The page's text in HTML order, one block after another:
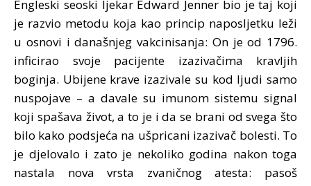
Engleski seoski ljekar Edward Jenner bio je taj koji
je razvio metodu koja kao princip naposljetku leži
u osnovi i današnjeg vakcinisanja: On je od 1796.
inficirao svoje pacijente izazivačima kravljih
boginja. Ubijene krave izazivale su kod ljudi samo
nuspojave – a davale su imunom sistemu signal
koji spašava život, a to je i da se brani od svega što
bilo kako podsjeća na ušpricani izazivač bolesti. To
je djelovalo i zato je nekoliko godina nakon toga
nastala nova vrsta zvaničnog atesta: pasoš